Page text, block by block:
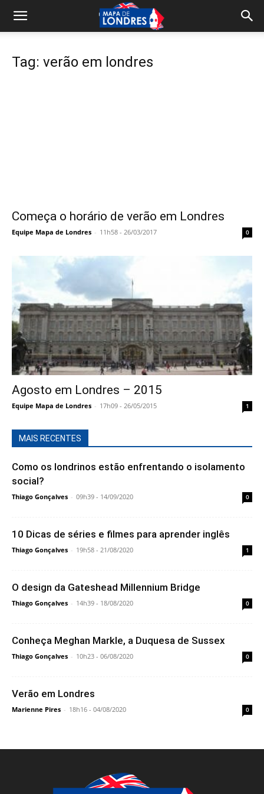
Tag: verão em londres
Começa o horário de verão em Londres
Equipe Mapa de Londres - 11h58 - 26/03/2017 0
Agosto em Londres – 2015
Equipe Mapa de Londres - 17h09 - 26/05/2015 1
MAIS RECENTES
Como os londrinos estão enfrentando o isolamento
social?
Thiago Gonçalves - 09h39 - 14/09/2020 0
10 Dicas de séries e filmes para aprender inglês
Thiago Gonçalves - 19h58 - 21/08/2020 1
O design da Gateshead Millennium Bridge
Thiago Gonçalves - 14h39 - 18/08/2020 0
Conheça Meghan Markle, a Duquesa de Sussex
Thiago Gonçalves - 10h23 - 06/08/2020 0
Verão em Londres
Marienne Pires - 18h16 - 04/08/2020 0